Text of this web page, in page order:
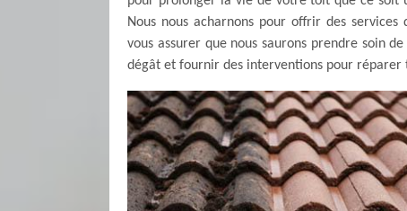
Nous nous acharnons pour offrir des
vous assurer que nous saurons prendre soin
dégât et fournir des interventions pour réparer